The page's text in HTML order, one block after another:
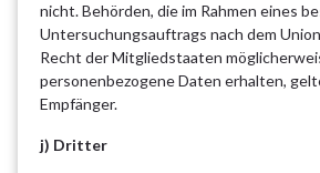
nicht. Behörden, die im Rahmen eines
Untersuchungsauftrags nach dem
Recht der Mitgliedstaaten
personenbezogene Daten erhalten,
Empfänger.
j) Dritter